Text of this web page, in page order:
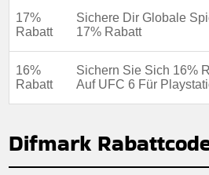
17%
Rabatt
Sichere Dir Globale
17% Rabatt
16%
Rabatt
Sichern Sie Sich 16%
Auf UFC 6 Für
Difmark